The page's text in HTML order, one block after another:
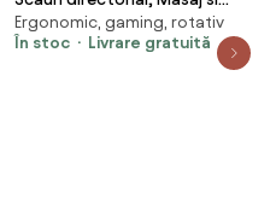
Incalzire in 7 puncte, spatar
rabatabil, suport pentru
Ergonomic, gaming, rotativ
În stoc
Livrare gratuită